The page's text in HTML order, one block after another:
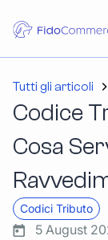
Tutti gli articoli
Codice
Cosa
Codici Tributo
5 August